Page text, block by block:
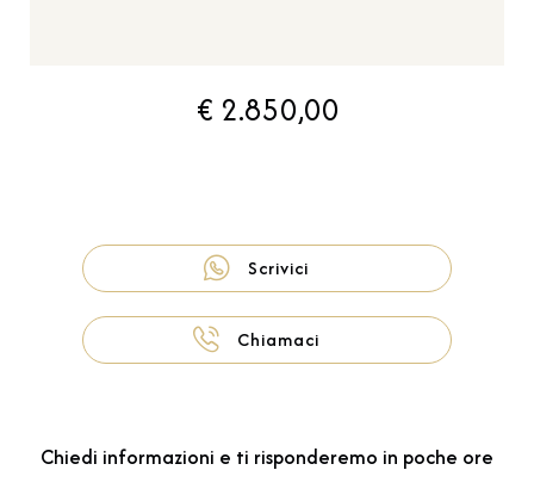
€ 2.850,00
Scrivici
Chiamaci
Chiedi informazioni e ti risponderemo in poche ore